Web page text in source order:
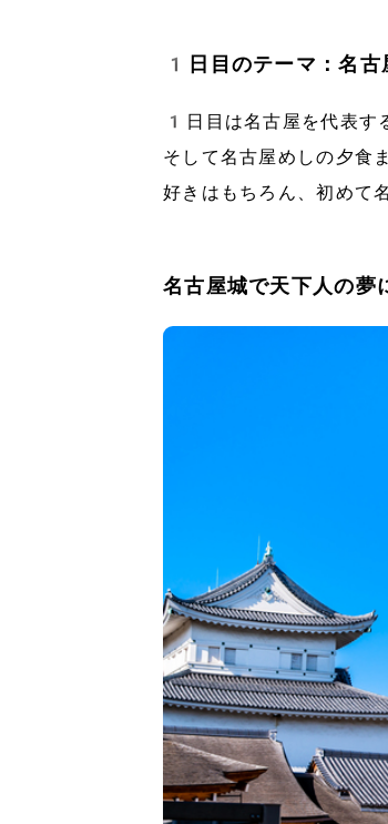
1日目のテーマ：名古
1日目は名古屋を代表す
そして名古屋めしの夕食
好きはもちろん、初めて
名古屋城で天下人の夢